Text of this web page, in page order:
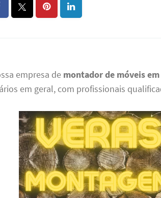
empresa de montador de móveis em
em geral, com profissionais